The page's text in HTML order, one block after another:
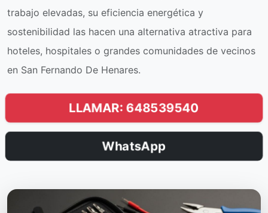
trabajo elevadas, su eficiencia energética y
sostenibilidad las hacen una alternativa atractiva para
hoteles, hospitales o grandes comunidades de vecinos
en San Fernando De Henares.
LLAMAR: 648539540
WhatsApp